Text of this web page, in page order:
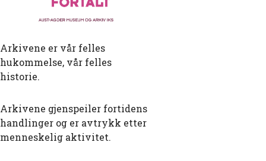
Arkivene er vår felles
hukommelse, vår felles
historie.
Arkivene gjenspeiler fortidens
handlinger og er avtrykk etter
menneskelig aktivitet.